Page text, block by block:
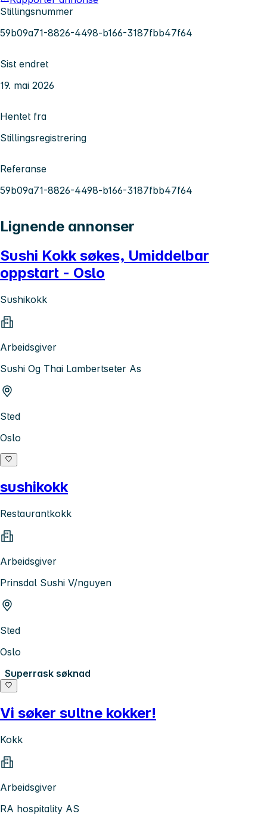
Stillingsnummer
59b09a71-8826-4498-b166-3187fbb47f64
Sist endret
19. mai 2026
Hentet fra
Stillingsregistrering
Referanse
59b09a71-8826-4498-b166-3187fbb47f64
Lignende annonser
Sushi Kokk søkes, Umiddelbar
oppstart - Oslo
Sushikokk
Arbeidsgiver
Sushi Og Thai Lambertseter As
Sted
Oslo
sushikokk
Restaurantkokk
Arbeidsgiver
Prinsdal Sushi V/nguyen
Sted
Oslo
Superrask søknad
Vi søker sultne kokker!
Kokk
Arbeidsgiver
RA hospitality AS